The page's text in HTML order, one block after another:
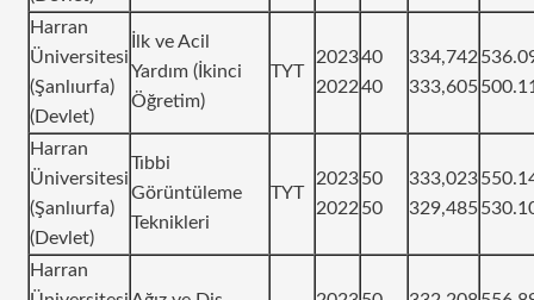
Harran
Üniversitesi
(Şanlıurfa)
(Devlet)
İlk ve Acil
Yardım (İkinci
Öğretim)
TYT
2023
2022
40
40
334,742
333,605
Harran
Üniversitesi
(Şanlıurfa)
(Devlet)
Tıbbi
Görüntüleme
Teknikleri
TYT
2023
2022
50
50
333,023
329,485
Harran